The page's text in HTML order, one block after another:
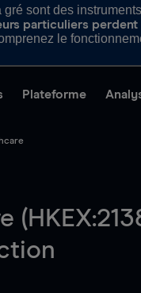
sont des
particuliers
le
Plateforme